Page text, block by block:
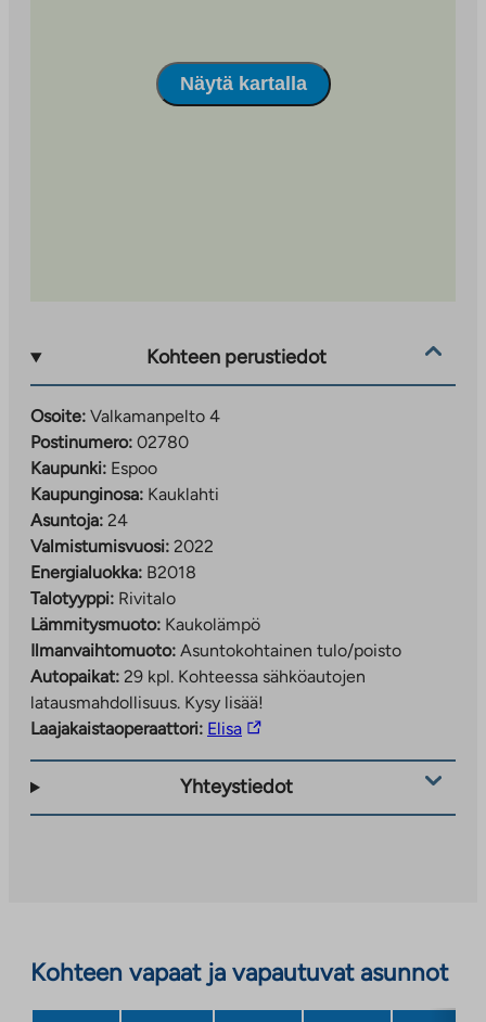
Näytä kartalla
Kohteen perustiedot
Osoite: Valkamanpelto 4
Postinumero: 02780
Kaupunki: Espoo
Kaupunginosa: Kauklahti
Asuntoja: 24
Valmistumisvuosi: 2022
Energialuokka: B2018
Talotyyppi: Rivitalo
Lämmitysmuoto: Kaukolämpö
Ilmanvaihtomuoto: Asuntokohtainen tulo/poisto
Autopaikat: 29 kpl. Kohteessa sähköautojen
latausmahdollisuus. Kysy lisää!
Laajakaistaoperaattori: ElisaLinkki
ulkopuoliseen
Yhteystiedot
Kohteen vapaat ja vapautuvat asunnot